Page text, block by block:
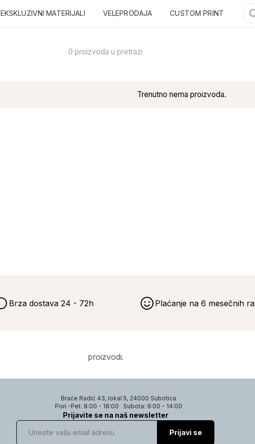
EKSKLUZIVNI MATERIJALI VELEPRODAJA CUSTOM PRINT
0 proizvoda u pretrazi
Trenutno nema proizvoda.
Brza dostava 24 - 72h Plaćanje na 6 mesečnih
proizvodi.
Braće Radić 43, lokal 5, 24000 Subotica
Pon -Pet: 8:00 - 18:00
Subota: 9:00 - 14:00
Prijavite se na naš newsletter
Prijavi se